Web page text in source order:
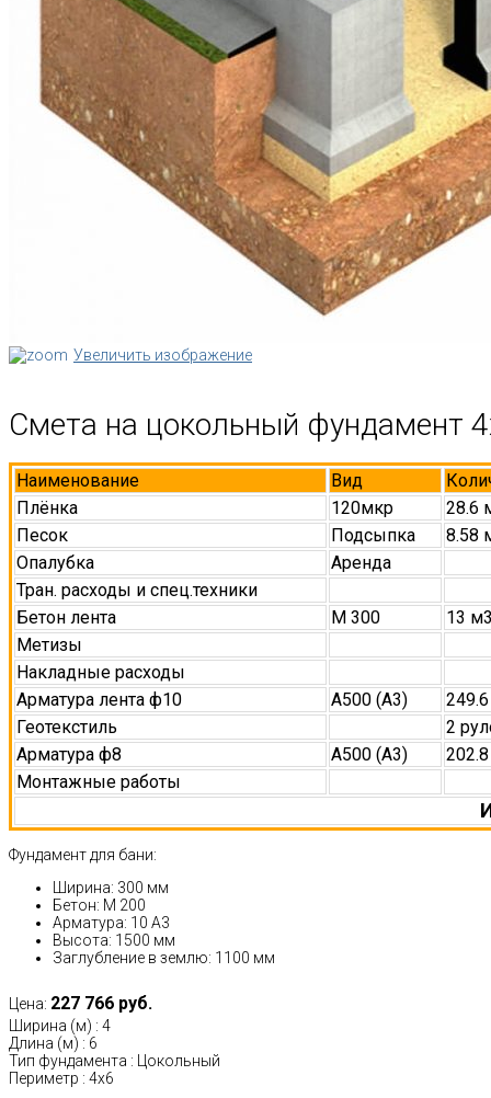
Увеличить изображение
Смета на цокольный фундамент
Наименование Вид
Плёнка
120мкр
28.6
Песок
Подсыпка
8.58
Опалубка
Аренда
Тран. расходы и спец.техники
Бетон лента
М 300
13
Метизы
Накладные расходы
Арматура лента ф10
А500 (А3)
Геотекстиль
2
Арматура ф8
А500 (А3)
Монтажные работы
Фундамент для бани:
Ширина: 300 мм
Бетон: М 200
Арматура: 10 А3
Высота: 1500 мм
Заглубление в землю: 1100 мм
Цена: 227 766 руб.
Ширина (м) : 4
Длина (м) : 6
Тип фундамента : Цокольный
Периметр : 4х6